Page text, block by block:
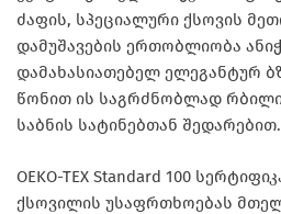
ძაფის, სპეციალური ქსოვის
დამუშავების ერთობლიობა
დამახასიათებელ ელეგანტურ
წონით ის საგრძნობლად რბილი
საბნის სატინებთან შედარებით.
OEKO-TEX Standard 100
ქსოვილის უსაფრთხოებას